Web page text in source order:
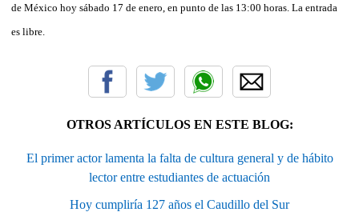
de México hoy sábado 17 de enero, en punto de las 13:00 horas. La entrada
es libre.
OTROS ARTÍCULOS EN ESTE BLOG:
El primer actor lamenta la falta de cultura general y de hábito
lector entre estudiantes de actuación
Hoy cumpliría 127 años el Caudillo del Sur